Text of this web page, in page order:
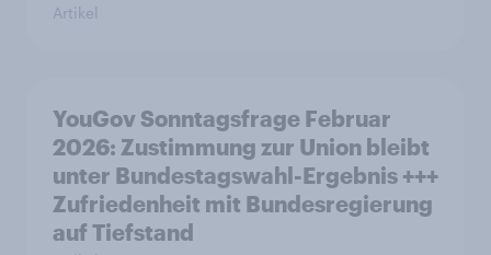
Artikel
YouGov Sonntagsfrage Februar
2026: Zustimmung zur Union bleibt
unter Bundestagswahl-Ergebnis +++
Zufriedenheit mit Bundesregierung
auf Tiefstand